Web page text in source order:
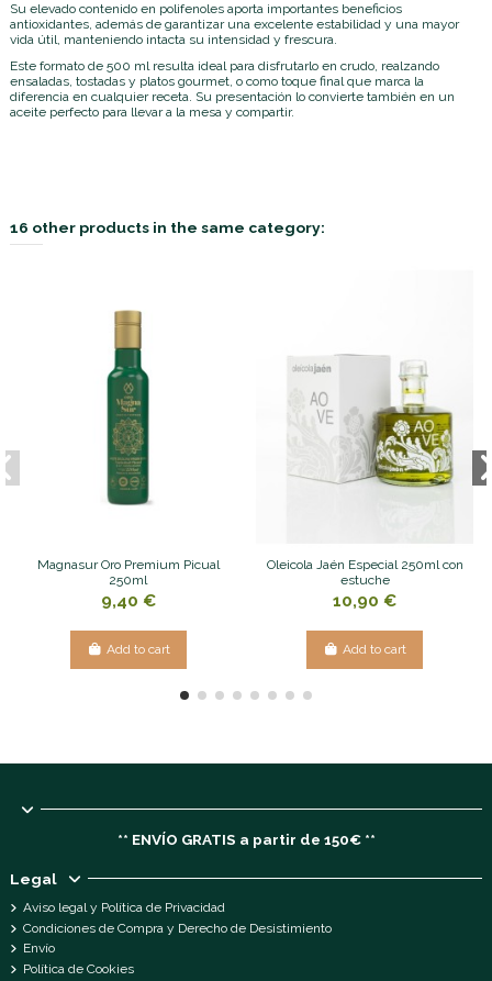
Su elevado contenido en polifenoles aporta importantes beneficios
antioxidantes, además de garantizar una excelente estabilidad y una mayor
vida útil, manteniendo intacta su intensidad y frescura.
Este formato de 500 ml resulta ideal para disfrutarlo en crudo, realzando
ensaladas, tostadas y platos gourmet, o como toque final que marca la
diferencia en cualquier receta. Su presentación lo convierte también en un
aceite perfecto para llevar a la mesa y compartir.
16 other products in the same category:
Magnasur Oro Premium Picual
250ml
9,40 €
Add to cart
Oleicola Jaén Especial 250ml con
estuche
10,90 €
Add to cart
** ENVÍO GRATIS a partir de 150€ **
Legal
Aviso legal y Política de Privacidad
Condiciones de Compra y Derecho de Desistimiento
Envío
Política de Cookies